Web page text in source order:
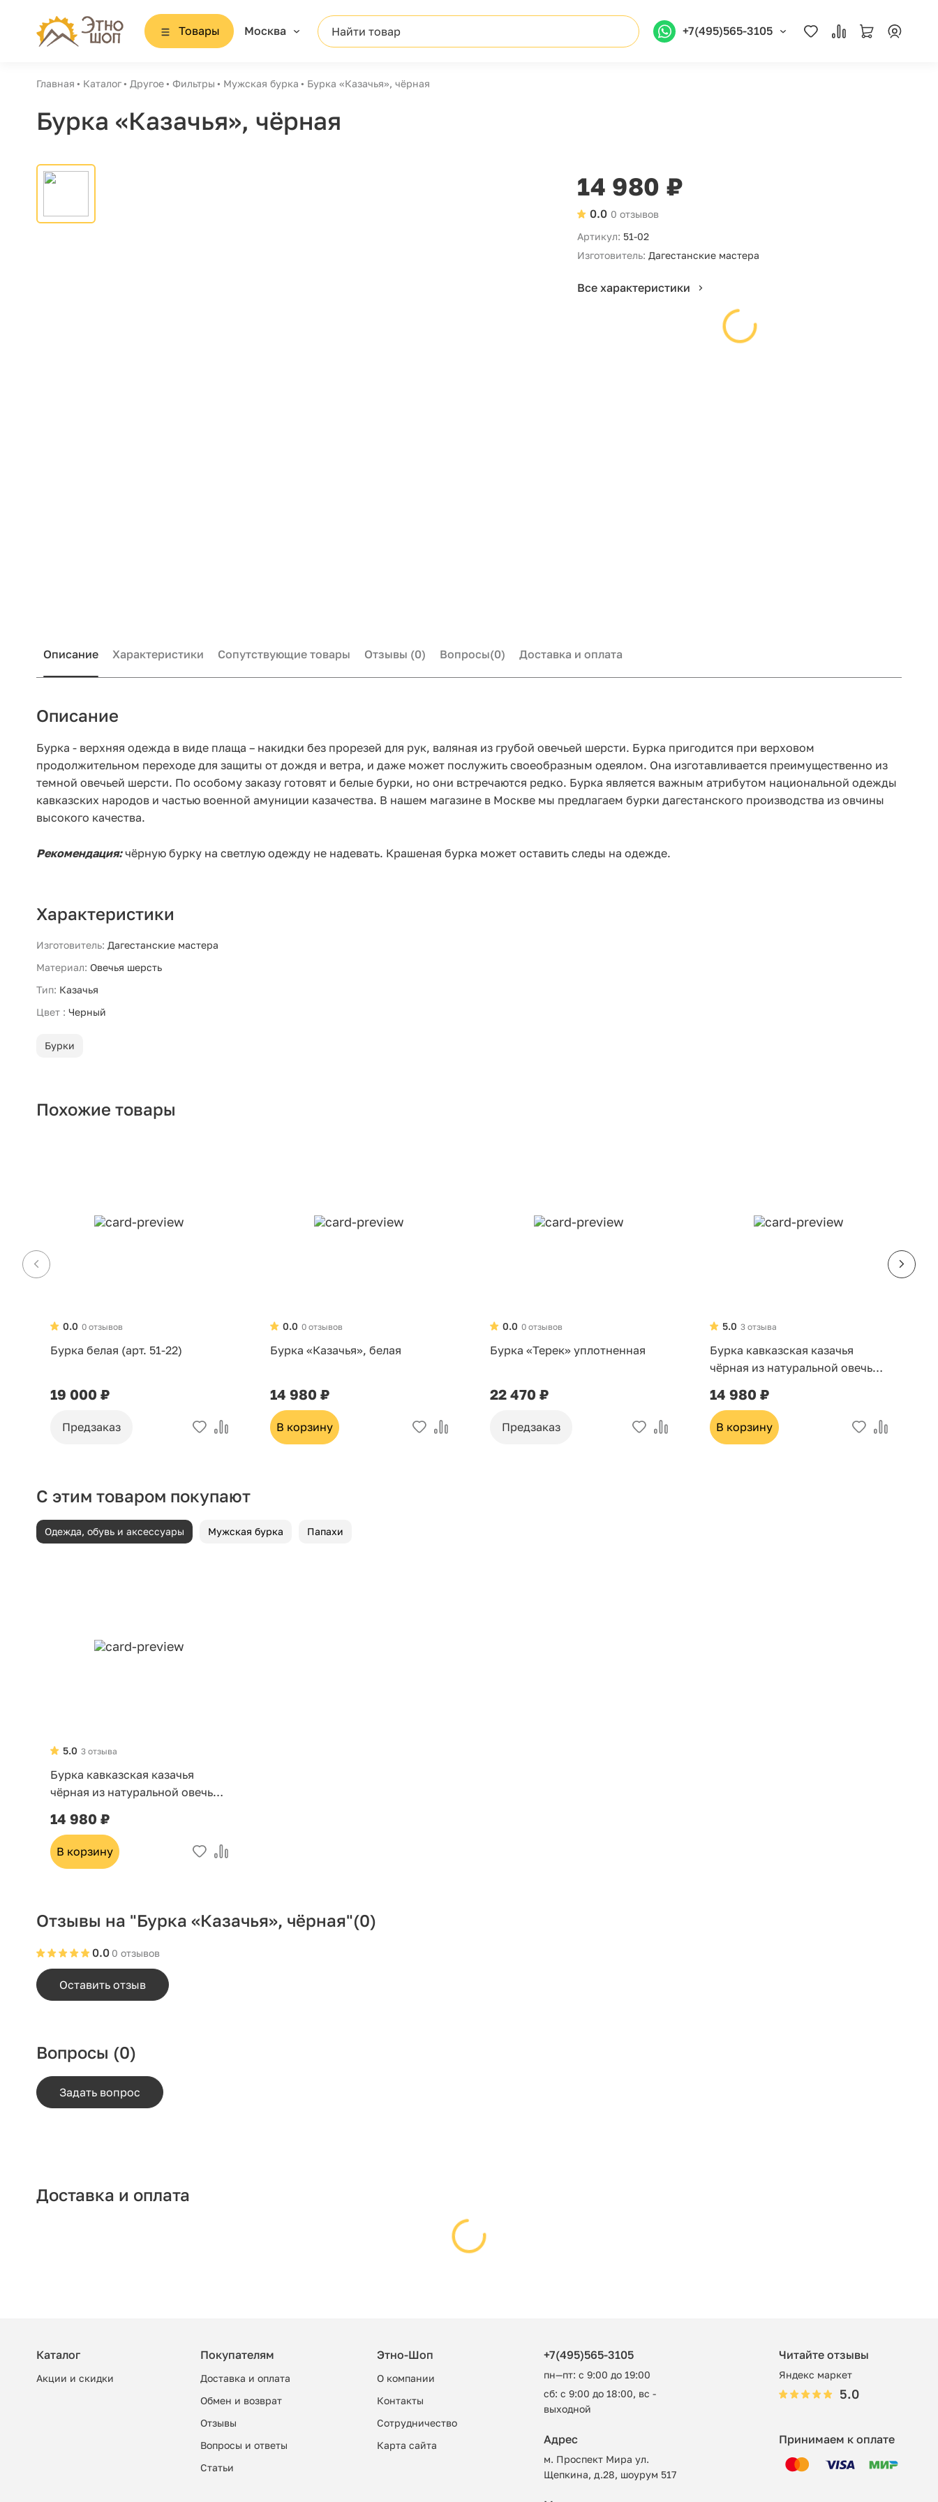
Товары Москва Найти товар +7(495)565-3105
Главная Каталог Другое Фильтры Мужская бурка Бурка «Казачья», чёрная
Бурка «Казачья», чёрная
14 980 ₽
0 отзывов
0.0
Артикул: 51-02
Изготовитель: Дагестанские мастера
Все характеристики
Описание Характеристики Сопутствующие товары Отзывы (0) Вопросы(0) Доставка и оплата
Описание
Бурка - верхняя одежда в виде плаща – накидки без прорезей для рук, валяная из грубой овечьей шерсти. Бурка пригодится при верховом
продолжительном переходе для защиты от дождя и ветра, и даже может послужить своеобразным одеялом. Она изготавливается преимущественно из
темной овечьей шерсти. По особому заказу готовят и белые бурки, но они встречаются редко. Бурка является важным атрибутом национальной одежды
кавказских народов и частью военной амуниции казачества. В нашем магазине в Москве мы предлагаем бурки дагестанского производства из овчины
высокого качества.
Рекомендация:чёрную бурку на светлую одежду не надевать. Крашеная бурка может оставить следы на одежде.
Характеристики
Изготовитель: Дагестанские мастера
Материал: Овечья шерсть
Тип: Казачья
Цвет : Черный
Бурки
Похожие товары
0 отзывов
0.0
Бурка белая (арт. 51-22)
19 000 ₽
Предзаказ
0 отзывов
0.0
Бурка «Казачья», белая
14 980 ₽
В корзину
0 отзывов
0.0
Бурка «Терек» уплотненная
22 470 ₽
Предзаказ
3 отзыва
5.0
Бурка кавказская казачья
чёрная из натуральной овечьей
14 980 ₽
В корзину
С этим товаром покупают
Одежда, обувь и аксессуары Мужская бурка Папахи
3 отзыва
5.0
Бурка кавказская казачья
чёрная из натуральной овечьей
14 980 ₽
В корзину
Отзывы на "Бурка «Казачья», чёрная"(0)
0 отзывов
0.0
Оставить отзыв
Вопросы (0)
Задать вопрос
Доставка и оплата
Каталог
Акции и скидки
Покупателям
Доставка и оплата
Обмен и возврат
Отзывы
Вопросы и ответы
Cтатьи
Этно-Шоп
О компании
Контакты
Сотрудничество
Карта сайта
+7(495)565-3105
пн—пт: с 9:00 до 19:00
сб: с 9:00 до 18:00, вс -
выходной
Читайте отзывы
Яндекс маркет
5.0
Адрес
м. Проспект Мира ул.
Щепкина, д.28, шоурум 517
Принимаем к оплате